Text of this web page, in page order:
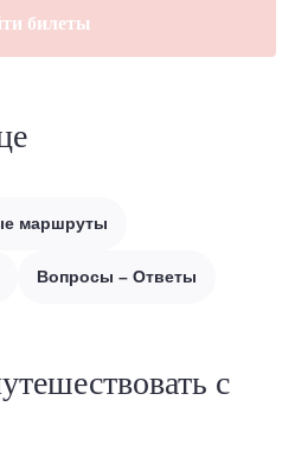
билеты
маршруты
Вопросы – Ответы
с